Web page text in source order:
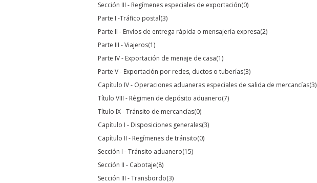
Sección III - Regímenes especiales de exportación(0)
Parte I -Tráfico postal(3)
Parte II - Envíos de entrega rápida o mensajería expresa(2)
Parte III - Viajeros(1)
Parte IV - Exportación de menaje de casa(1)
Parte V - Exportación por redes, ductos o tuberías(3)
Capítulo IV - Operaciones aduaneras especiales de salida de mercancías(3)
Título VIII - Régimen de depósito aduanero(7)
Título IX - Tránsito de mercancías(0)
Capítulo I - Disposiciones generales(3)
Capítulo II - Regímenes de tránsito(0)
Sección I - Tránsito aduanero(15)
Sección II - Cabotaje(8)
Sección III - Transbordo(3)